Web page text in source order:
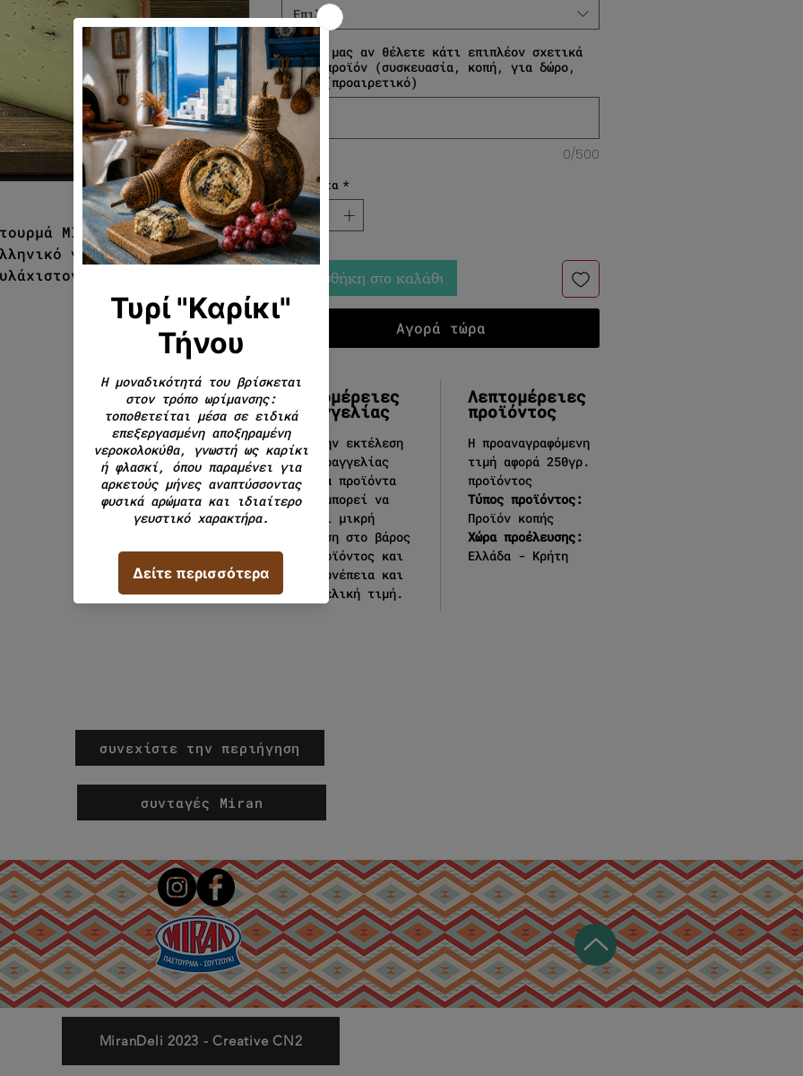
ΜΙΡΑΝ. Σκληρό κίτρινο
γάλα και προσθήκη
για 5 μήνες .
Επιλογή
Γράψτε μας αν θέλετε κάτι επιπλέον σχετικά
με το προϊόν (συσκευασία, κοπή, για δώρο,
κλπ.) (προαιρετικό)
0/500
Ποσότητα *
Προσθήκη στο καλάθι
Αγορά τώρα
Λεπτομέρειες
παραγγελίας
Κατά την εκτέλεση
της παραγγελίας
σας στα προϊόντα
κοπής μπορεί να
υπάρχει μικρή
απόκλιση στο βάρος
του προϊόντος και
κατά συνέπεια και
στην τελική τιμή.
Λεπτομέρειες
προϊόντος
Η προαναγραφόμενη
τιμή αφορά 250γρ.
προϊόντος
Τύπος προϊόντος:
Προϊόν κοπής
Χώρα προέλευσης:
Ελλάδα - Κρήτη
συνεχίστε την περιήγηση
συνταγές Miran
MiranDeli 2023 - Creative CN2